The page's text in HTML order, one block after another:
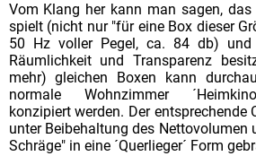
Vom Klang her kann man sagen,
spielt (nicht nur "für eine Box dieser
50 Hz voller Pegel, ca. 84 db) und
Räumlichkeit und Transparenz
mehr) gleichen Boxen kann
normale Wohnzimmer
konzipiert werden. Der entsprechende
unter Beibehaltung des Nettovolumen
Schräge" in eine ´Querlieger´ Form